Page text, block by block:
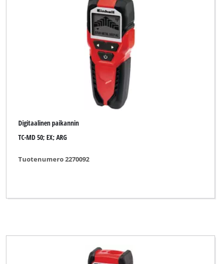
Digitaalinen paikannin
TC-MD 50; EX; ARG
Tuotenumero 2270092